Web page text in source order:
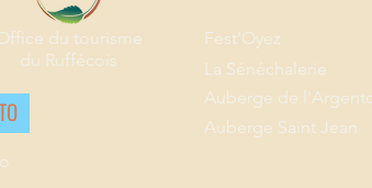
du tourisme
du Ruffécois
Fest'Oyez
La Sénéchalerie
Auberge de
Auberge Saint Jean